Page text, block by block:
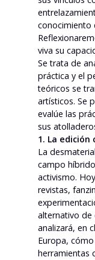
conocimiento
viva su
Se trata de
práctica y el
teóricos se
artísticos. Se
evalúe las
sus
1. La
La
campo
activismo.
revistas,
alternativo de
analizará, en
Europa,
herramientas